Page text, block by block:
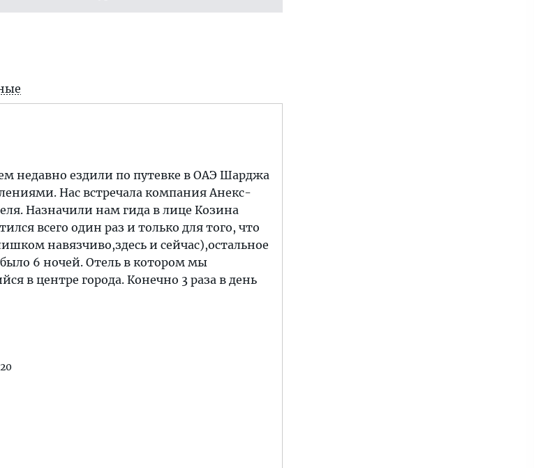
недавно ездили по путевке в ОАЭ Шарджа
Нас встречала компания Анекс-
Назначили нам гида в лице Козина
всего один раз и только для того, что
навязчиво,здесь и сейчас),остальное
6 ночей. Отель в котором мы
в центре города. Конечно 3 раза в день